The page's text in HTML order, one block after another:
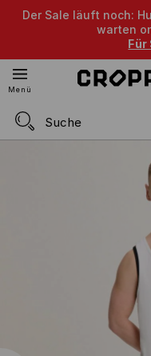
Der Sale läuft noch:
warten
Für
Menü